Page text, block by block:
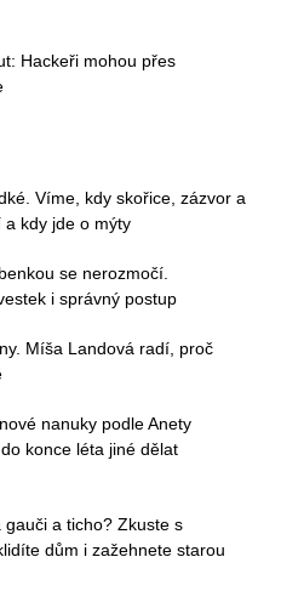
Hackeři mohou přes
Víme, kdy skořice, zázvor a
a kdy jde o mýty
se nerozmočí.
i správný postup
Míša Landová radí, proč
nanuky podle Anety
konce léta jiné dělat
a ticho? Zkuste s
dům i zažehnete starou